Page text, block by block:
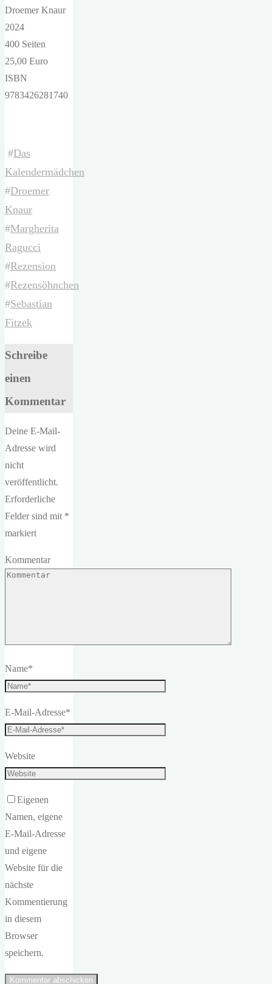
Droemer Knaur
2024
400 Seiten
25,00 Euro
ISBN
9783426281740
#Das
Kalendermädchen
#Droemer
Knaur
#Margherita
Ragucci
#Rezension
#Rezensöhnchen
#Sebastian
Fitzek
Schreibe
einen
Kommentar
Deine E-Mail-
Adresse wird
nicht
veröffentlicht.
Erforderliche
Felder sind mit *
markiert
Kommentar
Name*
E-Mail-Adresse*
Website
Eigenen
Namen, eigene
E-Mail-Adresse
und eigene
Website für die
nächste
Kommentierung
in diesem
Browser
speichern.